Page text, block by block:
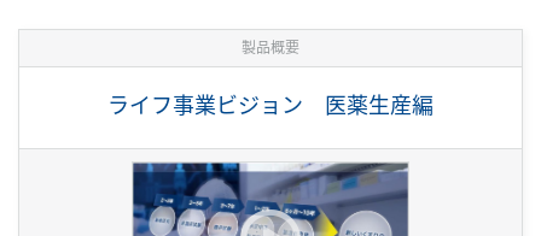
製品概要
ライフ事業ビジョン 医薬生産編